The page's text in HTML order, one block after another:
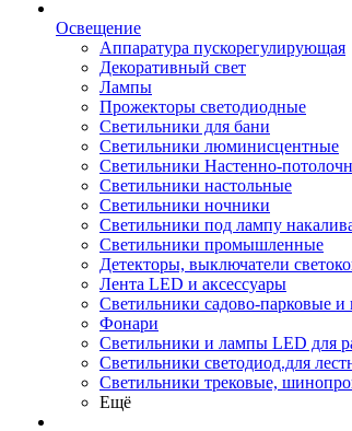
Освещение
Аппаратура пускорегулирующая
Декоративный свет
Лампы
Прожекторы светодиодные
Светильники для бани
Светильники люминисцентные
Светильники Настенно-
Светильники настольные
Светильники ночники
Светильники под лампу
Светильники промышленные
Детекторы, выключатели
Лента LED и аксессуары
Светильники садово-парковые и
Фонари
Светильники и лампы LED для
Светильники светодиод.для
Светильники трековые,
Ещё